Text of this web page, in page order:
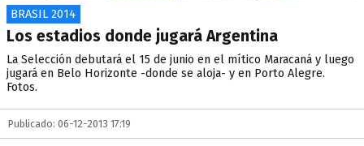
BRASIL 2014
Los estadios donde jugará Argentina
La Selección debutará el 15 de junio en el mítico Maracaná y luego
jugará en Belo Horizonte -donde se aloja- y en Porto Alegre.
Fotos.
Publicado: 06-12-2013 17:19